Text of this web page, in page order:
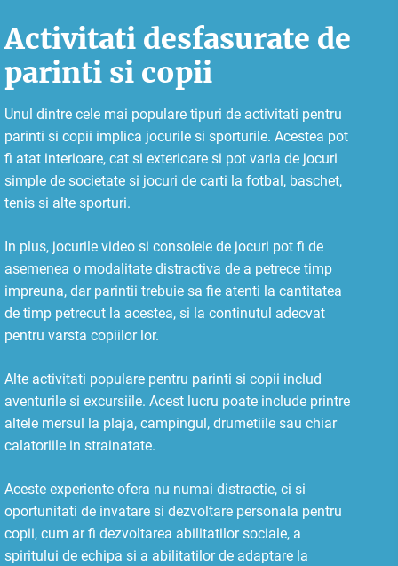
Activitati desfasurate de
parinti si copii
Unul dintre cele mai populare tipuri de activitati pentru
parinti si copii implica jocurile si sporturile. Acestea pot
fi atat interioare, cat si exterioare si pot varia de jocuri
simple de societate si jocuri de carti la fotbal, baschet,
tenis si alte sporturi.
In plus, jocurile video si consolele de jocuri pot fi de
asemenea o modalitate distractiva de a petrece timp
impreuna, dar parintii trebuie sa fie atenti la cantitatea
de timp petrecut la acestea, si la continutul adecvat
pentru varsta copiilor lor.
Alte activitati populare pentru parinti si copii includ
aventurile si excursiile. Acest lucru poate include printre
altele mersul la plaja, campingul, drumetiile sau chiar
calatoriile in strainatate.
Aceste experiente ofera nu numai distractie, ci si
oportunitati de invatare si dezvoltare personala pentru
copii, cum ar fi dezvoltarea abilitatilor sociale, a
spiritului de echipa si a abilitatilor de adaptare la